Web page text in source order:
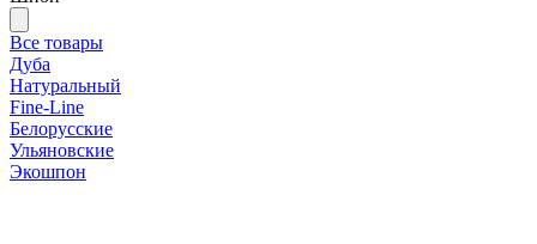
Все товары
Дуба
Натуральный
Fine-Line
Белорусские
Ульяновские
Экошпон